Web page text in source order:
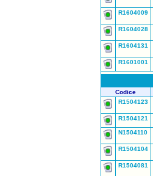
R1604009
R1604028
R1604131
R1601001
Codice
R1504123
R1504121
N1504110
R1504104
R1504081